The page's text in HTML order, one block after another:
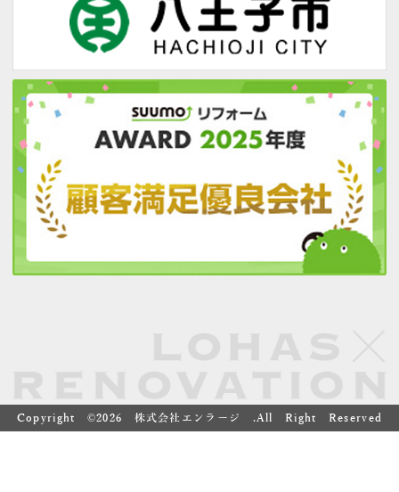
Copyright ©2026 株式会社エンラージ .All Right Reserved